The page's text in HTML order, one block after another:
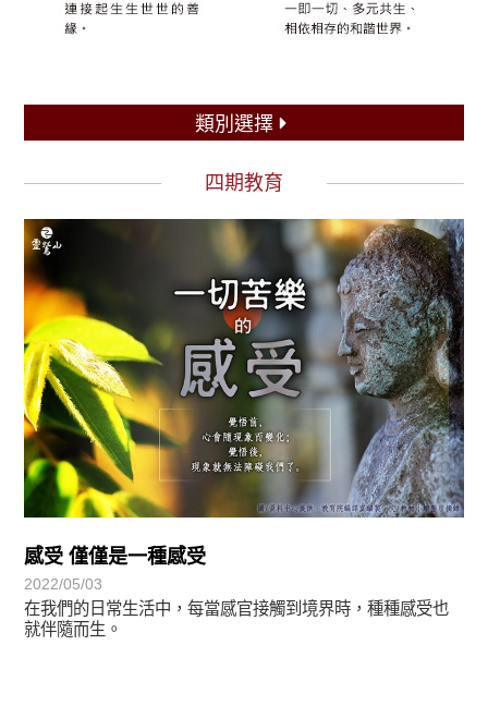
四期教育
感受 僅僅是一種感受
2022/05/03
在我們的日常生活中，每當感官接觸到境界時，種種感受也
就伴隨而生。
初轉法-阿含期
類別選擇